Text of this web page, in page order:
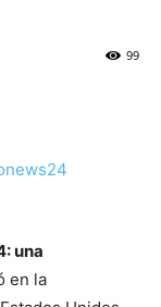
99
una
en la